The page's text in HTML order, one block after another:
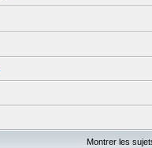
Montrer les